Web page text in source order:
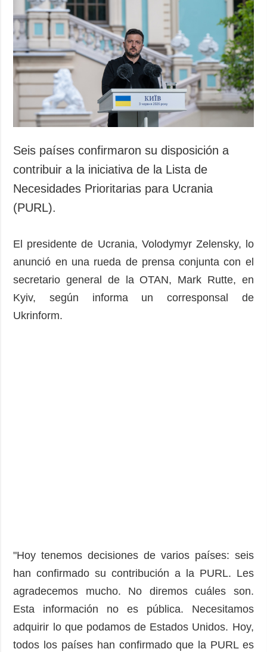
Seis países confirmaron su disposición a
contribuir a la iniciativa de la Lista de
Necesidades Prioritarias para Ucrania
(PURL).
El presidente de Ucrania, Volodymyr Zelensky, lo
anunció en una rueda de prensa conjunta con el
secretario general de la OTAN, Mark Rutte, en
Kyiv, según informa un corresponsal de
Ukrinform.
"Hoy tenemos decisiones de varios países: seis
han confirmado su contribución a la PURL. Les
agradecemos mucho. No diremos cuáles son.
Esta información no es pública. Necesitamos
adquirir lo que podamos de Estados Unidos. Hoy,
todos los países han confirmado que la PURL es